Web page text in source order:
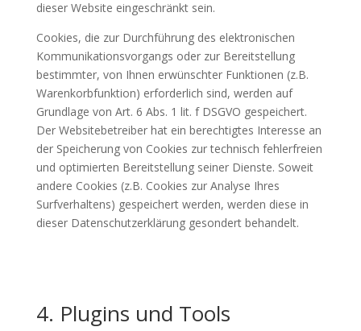
dieser Website eingeschränkt sein.
Cookies, die zur Durchführung des elektronischen
Kommunikationsvorgangs oder zur Bereitstellung
bestimmter, von Ihnen erwünschter Funktionen (z.B.
Warenkorbfunktion) erforderlich sind, werden auf
Grundlage von Art. 6 Abs. 1 lit. f DSGVO gespeichert.
Der Websitebetreiber hat ein berechtigtes Interesse an
der Speicherung von Cookies zur technisch fehlerfreien
und optimierten Bereitstellung seiner Dienste. Soweit
andere Cookies (z.B. Cookies zur Analyse Ihres
Surfverhaltens) gespeichert werden, werden diese in
dieser Datenschutzerklärung gesondert behandelt.
4. Plugins und Tools